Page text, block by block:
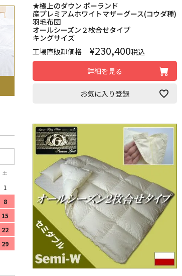
土
1
8
15
22
29
★極上のダウン ポーランド
産プレミアムホワイトマザーグース(コウダ種)
羽毛布団
オールシーズン２枚合せタイプ
キングサイズ
工場直販卸価格
¥230,400税込
詳細を見る
お気に入り登録